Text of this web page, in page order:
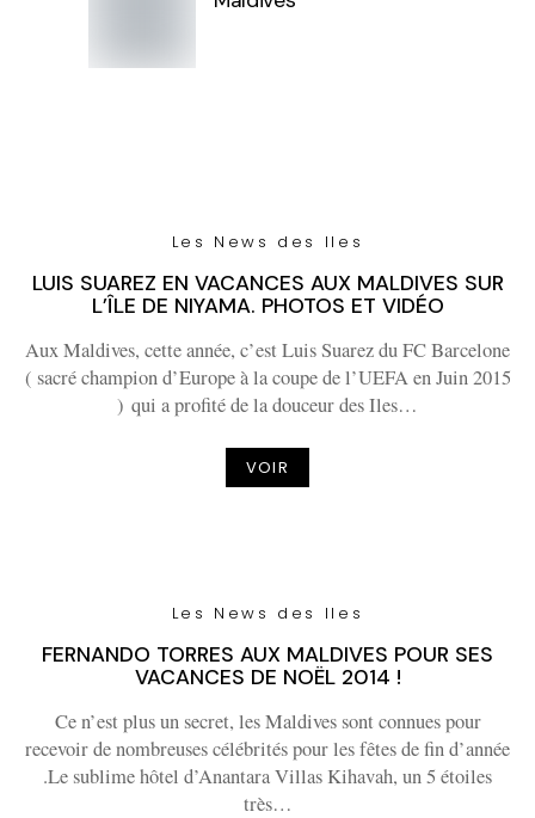
Les News des Iles
LUIS SUAREZ EN VACANCES AUX MALDIVES SUR
L’ÎLE DE NIYAMA. PHOTOS ET VIDÉO
Aux Maldives, cette année, c’est Luis Suarez du FC Barcelone
( sacré champion d’Europe à la coupe de l’UEFA en Juin 2015
) qui a profité de la douceur des Iles…
VOIR
Les News des Iles
FERNANDO TORRES AUX MALDIVES POUR SES
VACANCES DE NOËL 2014 !
Ce n’est plus un secret, les Maldives sont connues pour
recevoir de nombreuses célébrités pour les fêtes de fin d’année
.Le sublime hôtel d’Anantara Villas Kihavah, un 5 étoiles
très…